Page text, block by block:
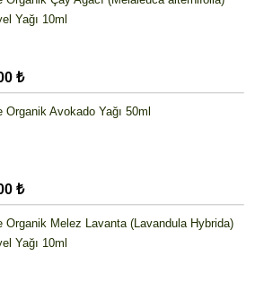
Yağı 10ml
₺
Organik Avokado Yağı 50ml
₺
Organik Melez Lavanta (Lavandula Hybrida)
Yağı 10ml